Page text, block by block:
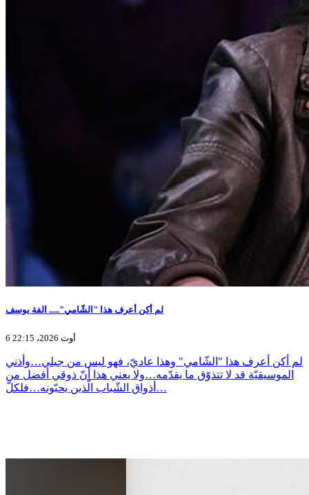
لم أكن أعرف هذا "الشّامي"..... الفة يوسف
6 أوت 2026، 22:15
لم أكن أعرف هذا "الشّامي" وهذا عاديّ، فهو ليس من جيلي…وأذني
الموسيقيّة قد لا تتذوّق ما يقدّمه…ولا يعني هذا أنّ ذوقي أفضل من
أذواق الشّباب الّذين يحبّونه…فلكلّ…